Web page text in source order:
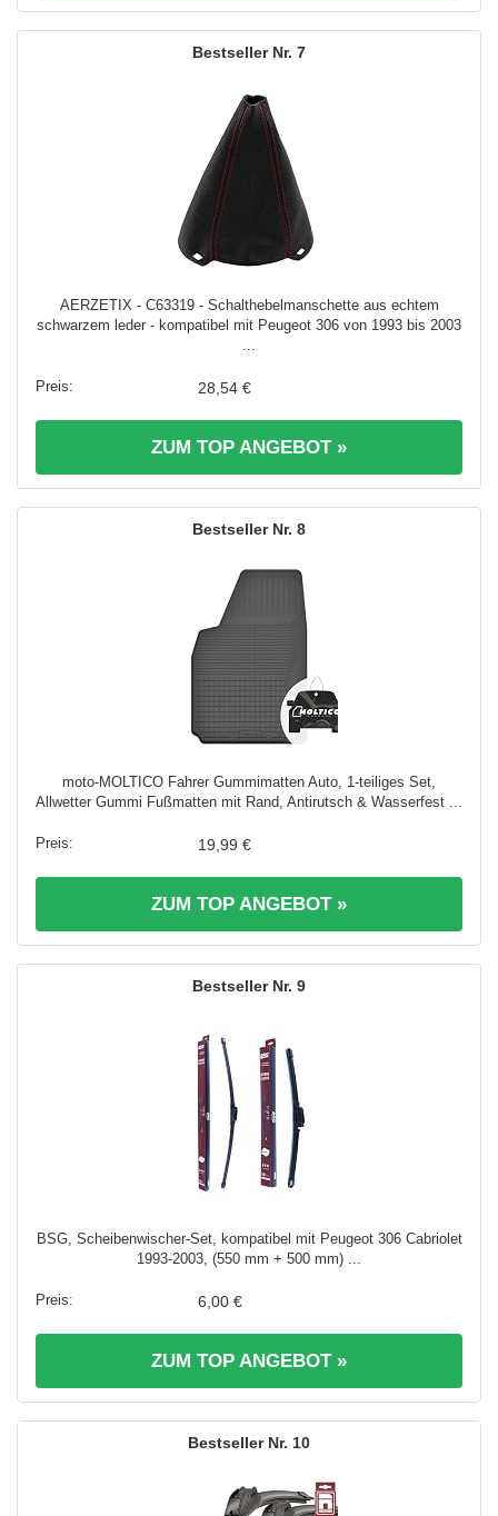
7
AERZETIX - C63319 - Schalthebelmanschette aus echtem
schwarzem leder - kompatibel mit Peugeot 306 von 1993 bis 2003
28,54 €
ZUM TOP ANGEBOT »
8
moto-MOLTICO Fahrer Gummimatten Auto, 1-teiliges Set,
Allwetter Gummi Fußmatten mit Rand, Antirutsch & Wasserfest ...
19,99 €
ZUM TOP ANGEBOT »
9
BSG, Scheibenwischer-Set, kompatibel mit Peugeot 306 Cabriolet
1993-2003, (550 mm + 500 mm) ...
6,00 €
ZUM TOP ANGEBOT »
10